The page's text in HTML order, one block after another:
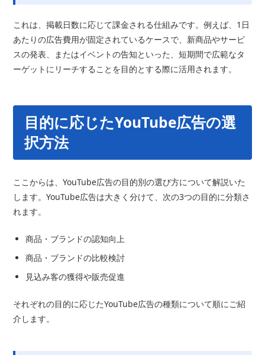
これは、掲載日数に応じて課金される仕組みです。例えば、1日
あたりの広告費用が固定されているケースで、新商品やサービ
スの発表、またはイベントの告知といった、短期間で広範なタ
ーゲットにリーチすることを目的とする際に活用されます。
目的に応じたYouTube広告の選
択方法
ここからは、YouTube広告の目的別の選び方について解説いた
します。YouTube広告は大きく分けて、次の3つの目的に分類さ
れます。
商品・ブランドの認知向上
商品・ブランドの比較検討
見込み客の獲得や販売促進
それぞれの目的に応じたYouTube広告の種類について順にご紹
介します。